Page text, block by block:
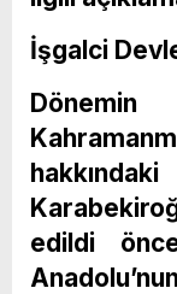
İşgalci
edildi